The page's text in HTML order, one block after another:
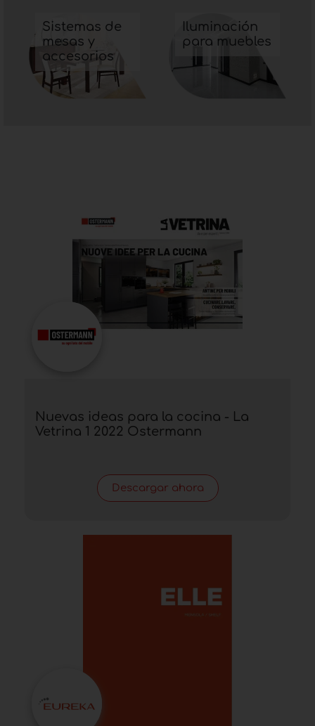
Sistemas de
mesas y
accesorios
Iluminación
para muebles
Nuevas ideas para la cocina - La
Vetrina 1 2022 Ostermann
Descargar ahora